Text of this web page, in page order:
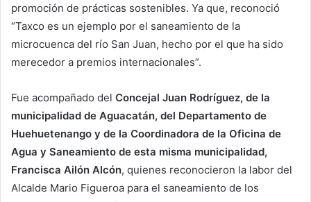
promoción de prácticas sostenibles. Ya que, reconoció
“Taxco es un ejemplo por el saneamiento de la
microcuenca del río San Juan, hecho por el que ha sido
merecedor a premios internacionales”.
Fue acompañado del Concejal Juan Rodríguez, de la
municipalidad de Aguacatán, del Departamento de
Huehuetenango y de la Coordinadora de la Oficina de
Agua y Saneamiento de esta misma municipalidad,
Francisca Ailón Alcón, quienes reconocieron la labor del
Alcalde Mario Figueroa para el saneamiento de los